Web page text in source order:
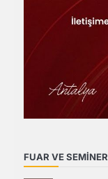
FUAR VE SEMİNER